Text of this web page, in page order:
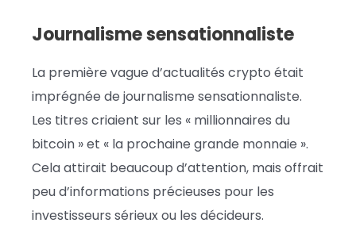
Journalisme sensationnaliste
La première vague d’actualités crypto était
imprégnée de journalisme sensationnaliste.
Les titres criaient sur les « millionnaires du
bitcoin » et « la prochaine grande monnaie ».
Cela attirait beaucoup d’attention, mais offrait
peu d’informations précieuses pour les
investisseurs sérieux ou les décideurs.